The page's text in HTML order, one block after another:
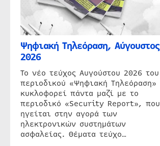
Ψηφιακή Τηλεόραση, Αύγουστος
2026
Το νέο τεύχος Αυγούστου 2026 του
περιοδικού «Ψηφιακή Τηλεόραση»
κυκλοφορεί πάντα μαζί με το
περιοδικό «Security Report», που
ηγείται στην αγορά των
ηλεκτρονικών συστημάτων
ασφαλείας. Θέματα τεύχο…